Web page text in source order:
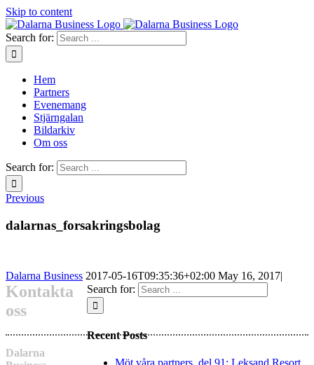
Skip to content
Search for:
Hem
Partners
Evenemang
Stjärngalan
Bildarkiv
Om oss
Search for:
Previous
dalarnas_forsakringsbolag
Dalarna Business 2017-05-16T09:35:36+02:00 May 16, 2017|
Search for:
Recent Posts
Möt våra partners, del 91: Leksand Resort
Kontakta
oss
Dalarna